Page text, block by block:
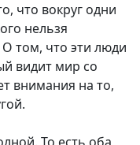
что вокруг одни
нельзя
том, что эти люди
видит мир со
внимания на то,